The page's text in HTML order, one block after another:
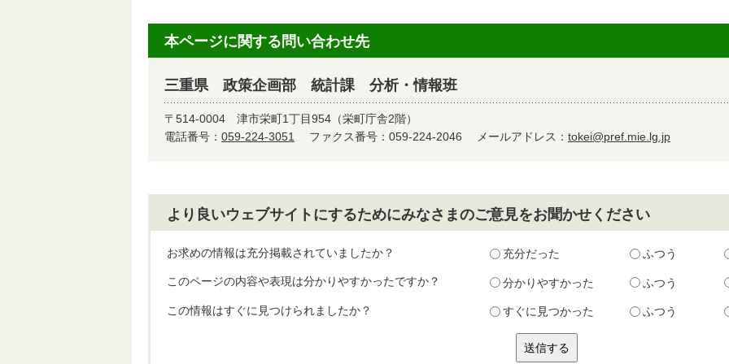
本ページに関する問い合わせ先
三重県 政策企画部 統計課 分析・情報班
〒514-0004 津市栄町1丁目954（栄町庁舎2階）
電話番号： 059-224-3051 ファクス番号：059-224-2046 メールアドレス： tokei@pref.mie.lg.jp
より良いウェブサイトにするためにみなさまのご意見をお聞かせください
お求めの情報は充分掲載されていましたか？ 充分だった ふつう
このページの内容や表現は分かりやすかったですか？ 分かりやすかった ふつう
この情報はすぐに見つけられましたか？ すぐに見つかった ふつう